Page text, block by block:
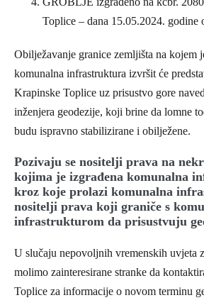
Toplice – dana 15.05.2024. godine
Obilježavanje granice zemljišta na kojem
komunalna infrastruktura izvršit će
Krapinske Toplice uz prisustvo gore
inženjera geodezije, koji brine da lomne
budu ispravno stabilizirane i obilježene.
Pozivaju se nositelji prava na
kojima je izgrađena komunalna
kroz koje prolazi komunalna
nositelji prava koji graniče s
infrastrukturom da prisustvuju
U slučaju nepovoljnih vremenskih uvjeta
molimo zainteresirane stranke da
Toplice za informacije o novom terminu